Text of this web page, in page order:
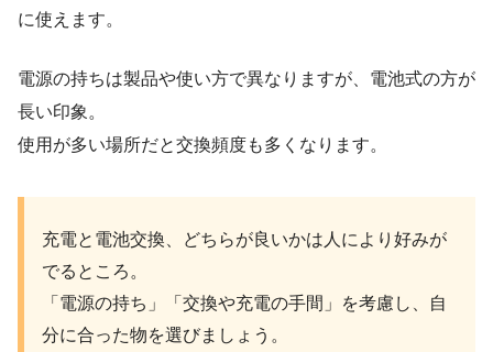
に使えます。
電源の持ちは製品や使い方で異なりますが、電池式の方が
長い印象。
使用が多い場所だと交換頻度も多くなります。
充電と電池交換、どちらが良いかは人により好みが
でるところ。
「電源の持ち」「交換や充電の手間」を考慮し、自
分に合った物を選びましょう。